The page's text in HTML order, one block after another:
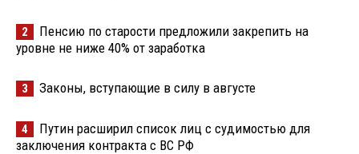
2
Пенсию по старости предложили закрепить на
уровне не ниже 40% от заработка
3 Законы, вступающие в силу в августе
4
Путин расширил список лиц с судимостью для
заключения контракта с ВС РФ